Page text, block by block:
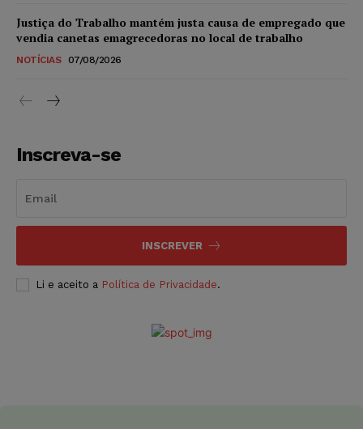
Justiça do Trabalho mantém justa causa de empregado que
vendia canetas emagrecedoras no local de trabalho
NOTÍCIAS 07/08/2026
Inscreva-se
INSCREVER
Li e aceito a Política de Privacidade.